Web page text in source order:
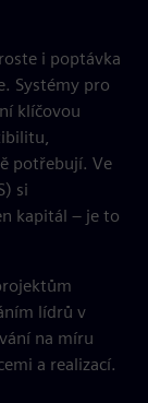
i poptávka
Systémy pro
klíčovou
potřebují. Ve
si
kapitál – je to
lídrů v
na míru
a realizací.